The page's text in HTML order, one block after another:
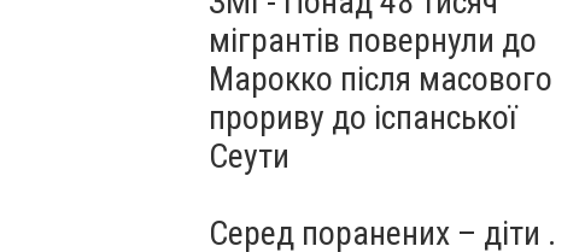
мігрантів повернули до
Марокко після масового
прориву до іспанської
Сеути
Серед поранених – діти .